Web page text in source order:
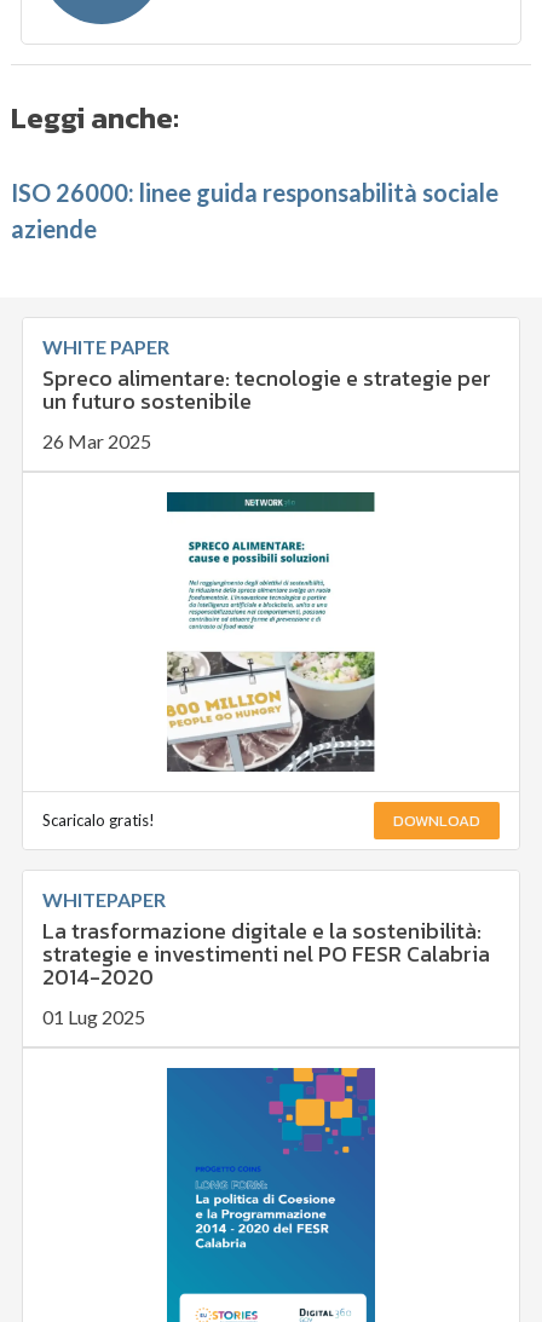
Leggi anche:
ISO 26000: linee guida responsabilità sociale
aziende
WHITE PAPER
Spreco alimentare: tecnologie e strategie per
un futuro sostenibile
26 Mar 2025
Scaricalo gratis! DOWNLOAD
WHITEPAPER
La trasformazione digitale e la sostenibilità:
strategie e investimenti nel PO FESR Calabria
2014-2020
01 Lug 2025